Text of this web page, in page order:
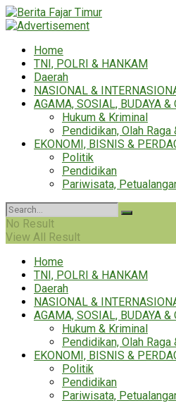
Home
TNI, POLRI & HANKAM
Daerah
NASIONAL &
AGAMA, SOSIAL, BUDAYA &
Hukum & Kriminal
Pendidikan, Olah Raga
EKONOMI, BISNIS &
Politik
Pendidikan
Pariwisata,
No Result
View All Result
Home
TNI, POLRI & HANKAM
Daerah
NASIONAL &
AGAMA, SOSIAL, BUDAYA &
Hukum & Kriminal
Pendidikan, Olah Raga
EKONOMI, BISNIS &
Politik
Pendidikan
Pariwisata,